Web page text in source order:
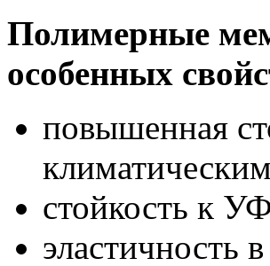
Полимерные
особенных
повышенная
стойкость к
эластичность